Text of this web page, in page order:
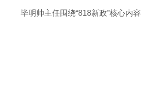
毕明帅主任围绕“818新政”核心内